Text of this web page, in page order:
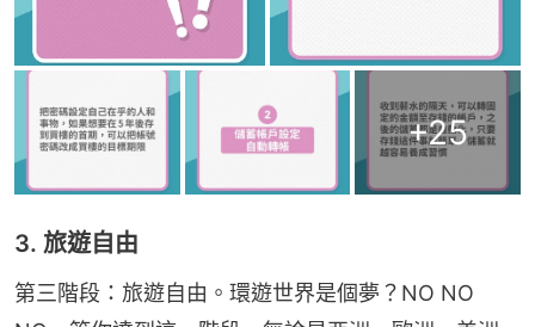
+25
3. 旅遊自由
第三階段：旅遊自由。環遊世界是個夢？NO NO